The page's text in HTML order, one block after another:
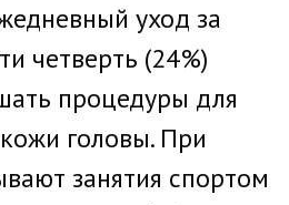
уход за
четверть (24%)
процедуры для
головы. При
занятия спортом